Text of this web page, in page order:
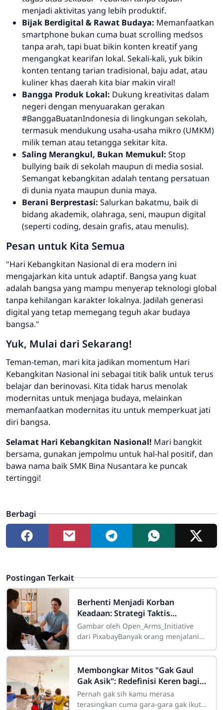
menjadi aktivitas yang lebih produktif.
Bijak Berdigital & Rawat Budaya: Memanfaatkan
smartphone bukan cuma buatscrolling medsos
tanpa arah, tapi buat bikin konten kreatif yang
mengangkat kearifan lokal. Sekali-kali, yuk bikin
konten tentang tarian tradisional, baju adat, atau
kuliner khas daerah kita biar makin viral!
Bangga Produk Lokal: Dukung kreativitas dalam
negeri dengan menyuarakan gerakan
#BanggaBuatanIndonesia di lingkungan sekolah,
termasuk mendukung usaha-usaha mikro (UMKM)
milik teman atau tetangga sekitar kita.
Saling Merangkul, Bukan Memukul: Stop
bullying baik di sekolah maupun di media sosial.
Semangat kebangkitan adalah tentang persatuan
di dunia nyata maupun dunia maya.
Berani Berprestasi: Salurkan bakatmu, baik di
bidang akademik, olahraga, seni, maupun digital
(seperti coding, desain grafis, atau menulis).
Pesan untuk Kita Semua
"Hari Kebangkitan Nasional di era modern ini
mengajarkan kita untuk adaptif. Bangsa yang kuat
adalah bangsa yang mampu menyerap teknologi global
tanpa kehilangan karakter lokalnya. Jadilah generasi
digital yang tetap memegang teguh akar budaya
bangsa."
Yuk, Mulai dari Sekarang!
Teman-teman, mari kita jadikan momentum Hari
Kebangkitan Nasional ini sebagai titik balik untuk terus
belajar dan berinovasi. Kita tidak harus menolak
modernitas untuk menjaga budaya, melainkan
memanfaatkan modernitas itu untuk memperkuat jati
diri bangsa.
Selamat Hari Kebangkitan Nasional! Mari bangkit
bersama, gunakan jempolmu untuk hal-hal positif, dan
bawa nama baik SMK Bina Nusantara ke puncak
tertinggi!
Berbagi
Postingan Terkait
Berhenti Menjadi Korban
Keadaan: Strategi Taktis
Menghapus Sifat Buruk untuk
Membentuk Karakter Kelas Atas
Gambar oleh Open_Arms_Initiative
dari PixabayBanyak orang menjalani
yang menyedihkan, berlindung di
balik kalimat
Membongkar Mitos "Gak Gaul
Gak Asik": Redefinisi Keren bagi
Remaja Modern
Pernah gak sih kamu merasa
terasingkan cuma gara-gara gak ikut